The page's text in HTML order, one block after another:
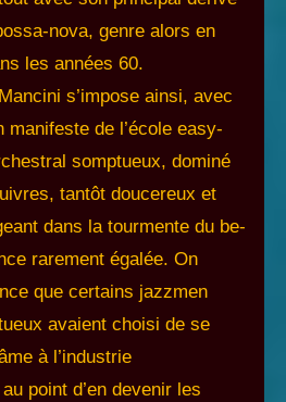
nova, genre alors en
les années 60.
s’impose ainsi, avec
manifeste de l’école easy-
somptueux, dominé
tantôt doucereux et
dans la tourmente du be-
rarement égalée. On
que certains jazzmen
avaient choisi de se
à l’industrie
point d’en devenir les